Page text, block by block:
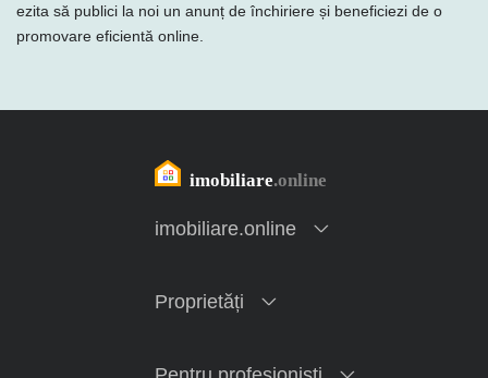
ezita să publici la noi un anunț de închiriere și beneficiezi de o
promovare eficientă online.
imobiliare.online
Proprietăți